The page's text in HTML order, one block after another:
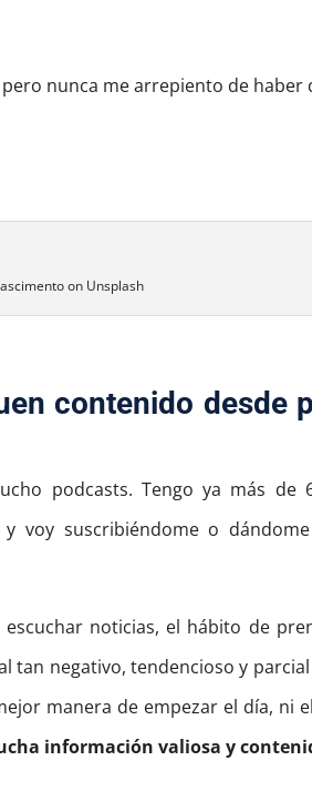
nunca me arrepiento de haber
on Unsplash
contenido desde
podcasts. Tengo ya más de
voy suscribiéndome o
noticias, el hábito de
tan negativo, tendencioso y
manera de empezar el día, ni
información valiosa y